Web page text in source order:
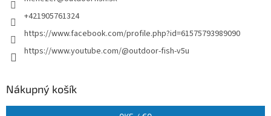
+421905761324
https://www.facebook.com/profile.php?id=61575793989090
https://www.youtube.com/@outdoor-fish-v5u
Nákupný košík